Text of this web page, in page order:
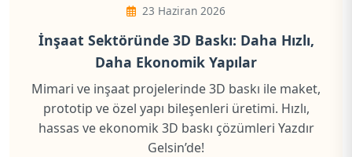
23 Haziran 2026
İnşaat Sektöründe 3D Baskı: Daha Hızlı,
Daha Ekonomik Yapılar
Mimari ve inşaat projelerinde 3D baskı ile maket,
prototip ve özel yapı bileşenleri üretimi. Hızlı,
hassas ve ekonomik 3D baskı çözümleri Yazdır
Gelsin’de!